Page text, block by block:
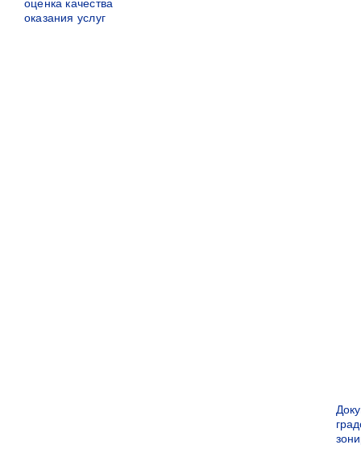
оценка качества
оказания услуг